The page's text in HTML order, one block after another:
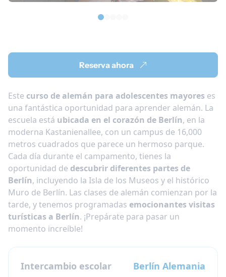
Reserva ahora
Este curso de alemán para adolescentes mayores es
una fantástica oportunidad para aprender alemán. La
escuela está ubicada en el corazón de Berlín, en la
moderna Kastanienallee, con un campus de 16,000
metros cuadrados que parece un hermoso parque.
Cada día durante el campamento, tienes la
oportunidad de descubrir diferentes partes de
Berlín, incluyendo la Isla de los Museos y el histórico
Muro de Berlín. Las clases de alemán comienzan por la
tarde, y tenemos programadas emocionantes visitas
turísticas a Berlín. ¡Prepárate para pasar un
momento increíble!
Intercambio escolar Berlín Alemania